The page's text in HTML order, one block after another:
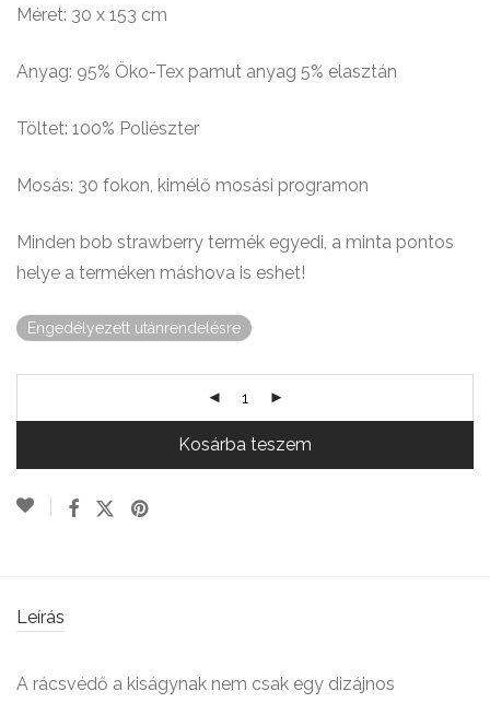
Méret: 30 x 153 cm
Anyag: 95% Öko-Tex pamut anyag 5% elasztán
Töltet: 100% Poliészter
Mosás: 30 fokon, kimélő mosási programon
Minden bob strawberry termék egyedi, a minta pontos
helye a terméken máshova is eshet!
Engedélyezett utánrendelésre
Kosárba teszem
Leírás
A rácsvédő a kiságynak nem csak egy dizájnos